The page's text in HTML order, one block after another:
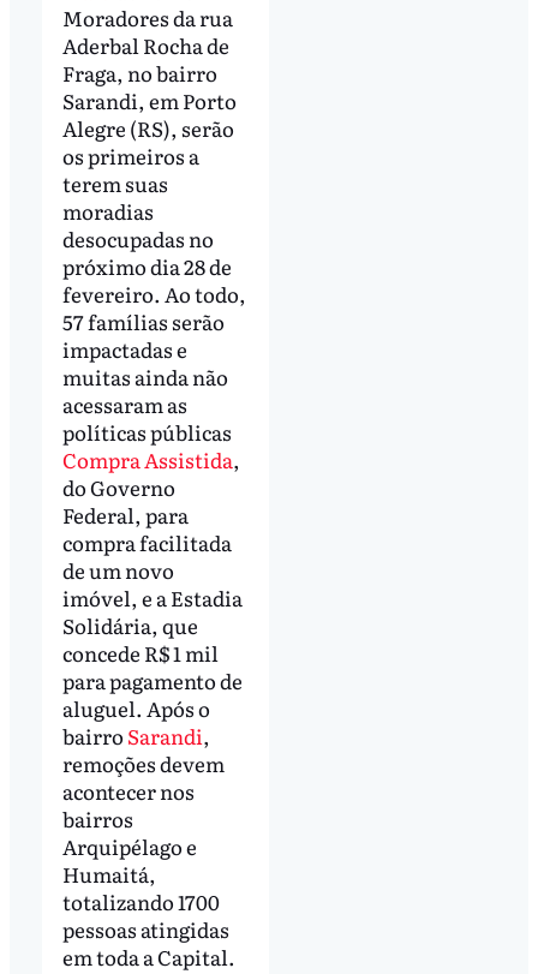
Moradores da rua
Aderbal Rocha de
Fraga, no bairro
Sarandi, em Porto
Alegre (RS), serão
os primeiros a
terem suas
moradias
desocupadas no
próximo dia 28 de
fevereiro. Ao todo,
57 famílias serão
impactadas e
muitas ainda não
acessaram as
políticas públicas
Compra Assistida,
do Governo
Federal, para
compra facilitada
de um novo
imóvel, e a Estadia
Solidária, que
concede R$ 1 mil
para pagamento de
aluguel. Após o
bairro Sarandi,
remoções devem
acontecer nos
bairros
Arquipélago e
Humaitá,
totalizando 1700
pessoas atingidas
em toda a Capital.